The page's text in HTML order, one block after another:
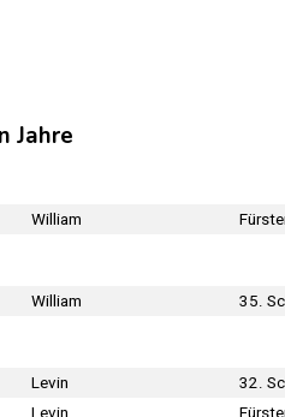
Jahre
William
William 35.
Levin 32.
Levin